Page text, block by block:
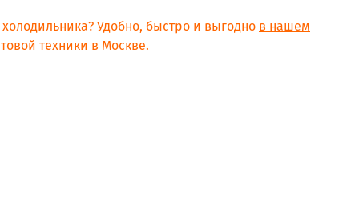
Удобно, быстро и выгодно в нашем
техники в Москве.